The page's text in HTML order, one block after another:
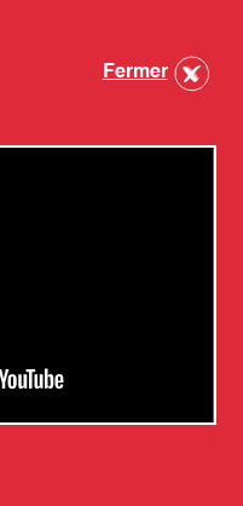
Fermer